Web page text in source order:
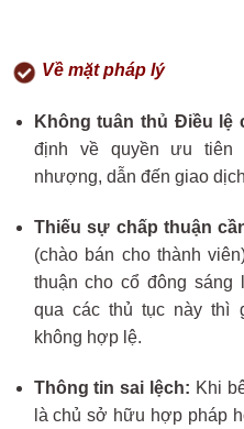
Về mặt pháp lý
Không tuân thủ Điều lệ
định về quyền ưu tiên
nhượng, dẫn đến giao
Thiếu sự chấp thuận
(chào bán cho thành
thuận cho cổ đông sáng
qua các thủ tục này thì
không hợp lệ.
Thông tin sai lệch: Khi
là chủ sở hữu hợp pháp